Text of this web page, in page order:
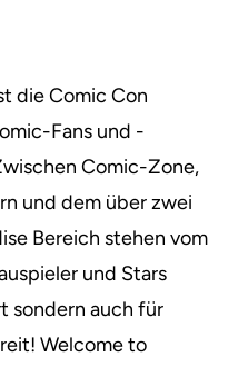
die Comic Con
Fans und -
Comic-Zone,
und dem über zwei
Bereich stehen vom
und Stars
sondern auch für
Welcome to